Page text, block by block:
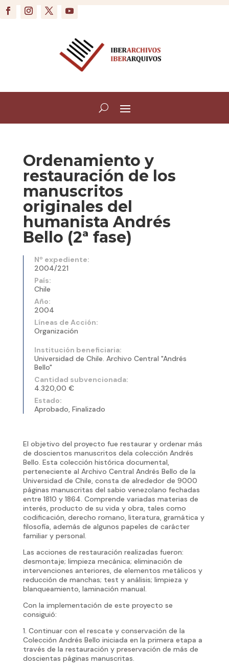
Ordenamiento y
restauración de los
manuscritos
originales del
humanista Andrés
Bello (2ª fase)
Nº expediente:
2004/221
País:
Chile
Año:
2004
Líneas de Acción:
Organización
Institución beneficiaria:
Universidad de Chile. Archivo Central "Andrés
Bello"
Cantidad subvencionada:
4.320,00 €
Estado:
Aprobado, Finalizado
El objetivo del proyecto fue restaurar y ordenar más
de doscientos manuscritos dela colección Andrés
Bello. Esta colección histórica documental,
perteneciente al Archivo Central Andrés Bello de la
Universidad de Chile, consta de alrededor de 9000
páginas manuscritas del sabio venezolano fechadas
entre 1810 y 1864. Comprende variadas materias de
interés, producto de su vida y obra, tales como
codificación, derecho romano, literatura, gramática y
filosofía, además de algunos papeles de carácter
familiar y personal.
Las acciones de restauración realizadas fueron:
desmontaje; limpieza mecánica; eliminación de
intervenciones anteriores, de elementos metálicos y
reducción de manchas; test y análisis; limpieza y
blanqueamiento, laminación manual.
Con la implementación de este proyecto se
consiguió:
1. Continuar con el rescate y conservación de la
Colección Andrés Bello iniciada en la primera etapa a
través de la restauración y preservación de más de
doscientas páginas manuscritas.